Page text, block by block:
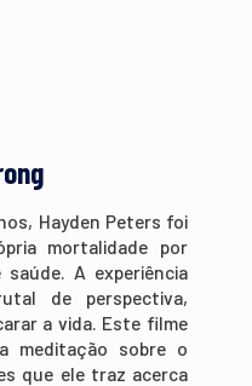
Hayden Peters foi
mortalidade por
A experiência
de perspectiva,
a vida. Este filme
meditação sobre o
que ele traz acerca